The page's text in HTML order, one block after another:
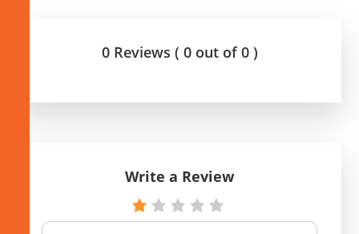
0 Reviews ( 0 out of 0 )
Write a Review